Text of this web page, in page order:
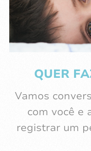
QUER
Vamos
com você e
registrar um